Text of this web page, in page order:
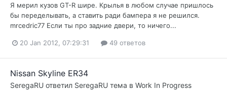
Я мерил кузов GT-R шире. Крылья в любом случае пришлось
бы переделывать, а ставить ради бампера я не решился.
mrcedric77 Если ты про задние двери, то ничего...
20 Jan 2012, 07:29:31 49 ответов
Nissan Skyline ER34
SeregaRU ответил SeregaRU тема в Work In Progress